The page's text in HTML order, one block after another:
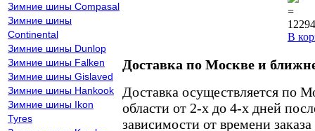
Зимние шины Compasal
Зимние шины
Continental
Зимние шины Dunlop
Зимние шины Falken
Зимние шины Gislaved
Зимние шины Hankook
Зимние шины Ikon
Tyres
=
В
Доставка по Москве и
Доставка осуществляется по
области от 2-х до 4-х дней
зависимости от времени